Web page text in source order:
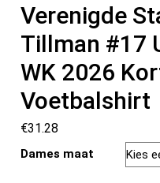
Verenigde
Tillman #17
WK 2026
Voetbalshirt
€31.28
Dames maat